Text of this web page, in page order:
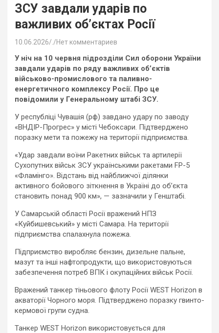
ЗСУ завдали ударів по
важливих об’єктах Росії
10.06.2026 Нет комментариев
У ніч на 10 червня підрозділи Сил оборони України
завдали ударів по ряду важливих об’єктів
військово-промислового та паливно-
енергетичного комплексу Росії. Про це
повідомили у Генеральному штабі ЗСУ.
У республіці Чувашія (рф) завдано удару по заводу
«ВНДІР-Прогрес» у місті Чебоксари. Підтверджено
поразку мети та пожежу на території підприємства.
«Удар завдали воїни Ракетних військ та артилерії
Сухопутних військ ЗСУ українськими ракетами FP-5
«Фламінго». Відстань від найближчої ділянки
активного бойового зіткнення в Україні до об’єкта
становить понад 900 км», — зазначили у Генштабі.
У Самарській області Росії вражений НПЗ
«Куйбишевський» у місті Самара. На території
підприємства спалахнула пожежа.
Підприємство виробляє бензин, дизельне пальне,
мазут та інші нафтопродукти, що використовуються
забезпечення потреб ВПК і окупаційних військ Росії.
Вражений танкер тіньового флоту Росії WEST Horizon в
акваторії Чорного моря. Підтверджено поразку гвинто-
кермової групи судна.
Танкер WEST Horizon використовується для